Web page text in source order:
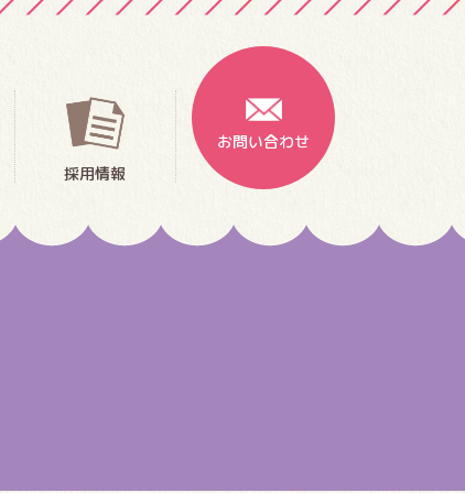
採用情報
お問い合わせ